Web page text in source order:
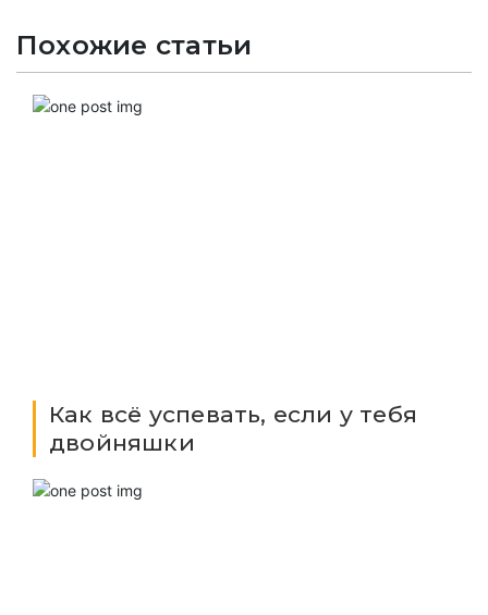
Похожие статьи
Как всё успевать, если у тебя
двойняшки